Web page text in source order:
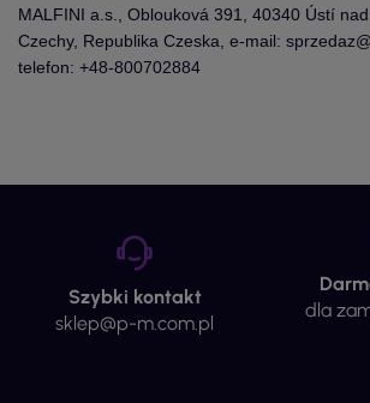
MALFINI a.s., Oblouková 391, 40340 Ústí
Czechy, Republika Czeska, e-mail:
telefon: +48-800702884
Szybki kontakt
sklep@p-m.com.pl
dla